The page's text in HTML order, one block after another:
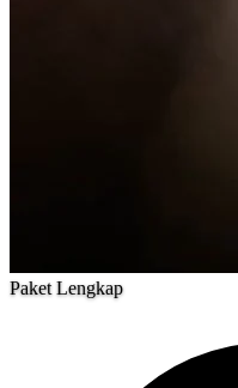
Paket Lengkap